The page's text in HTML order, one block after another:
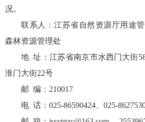
况。
联系人：江苏省自然资源厅用途
森林资源管理处
地 址：江苏省南京市水西门大街
淮门大街22号
邮 编：210017
电 话：025-86590424、025-